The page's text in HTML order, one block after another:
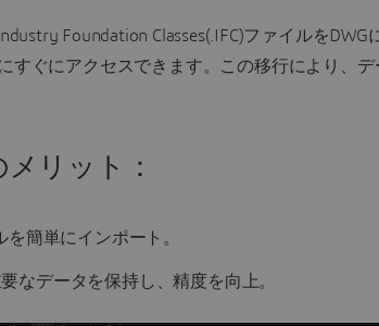
Foundation Classes(.IFC)ファイルを
すぐにアクセスできます。この移行により、
リット：
簡単にインポート。
なデータを保持し、精度を向上。